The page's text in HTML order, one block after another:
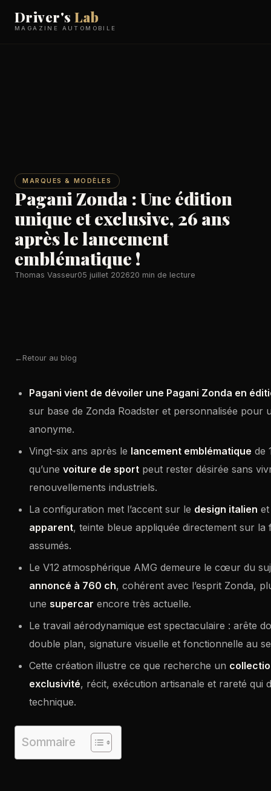
Driver'sLab
MAGAZINE AUTOMOBILE
MARQUES & MODÈLES
Pagani Zonda : Une édition
unique et exclusive, 26 ans
après le lancement
emblématique !
Thomas Vasseur05 juillet 202620 min de lecture
Retour au blog
Pagani vient de dévoiler une Pagani Zonda en
sur base de Zonda Roadster et personnalisée pour
anonyme.
Vingt-six ans après le lancement emblématique de
qu’une voiture de sport peut rester désirée sans
renouvellements industriels.
La configuration met l’accent sur le design italien
apparent, teinte bleue appliquée directement sur
assumés.
Le V12 atmosphérique AMG demeure le cœur du
annoncé à 760 ch, cohérent avec l’esprit Zonda,
une supercar encore très actuelle.
Le travail aérodynamique est spectaculaire : arête
double plan, signature visuelle et fonctionnelle au
Cette création illustre ce que recherche un
exclusivité, récit, exécution artisanale et rareté qui
technique.
Sommaire